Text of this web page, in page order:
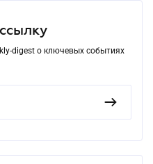
digest о ключевых событиях